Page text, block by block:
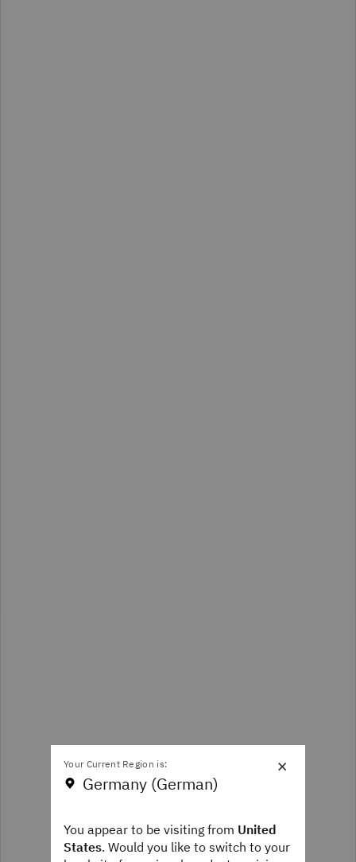
×
Your Current Region is:
Germany (German)
You appear to be visiting from United
States. Would you like to switch to your